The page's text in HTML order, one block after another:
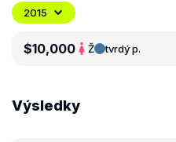
2015
$10,000 Ž tvrdý p.
Výsledky